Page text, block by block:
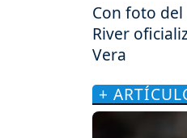
Con foto
River
Vera
+